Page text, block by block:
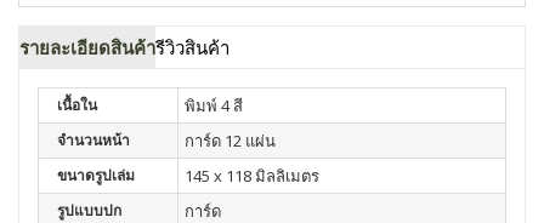
รายละเอียดสินค้ารีวิวสินค้า
เนื้อใน พิมพ์ 4 สี
จำนวนหน้า การ์ด 12 แผ่น
ขนาดรูปเล่ม 145 x 118 มิลลิเมตร
รูปแบบปก การ์ด